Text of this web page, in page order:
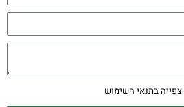
צפייה בתנאי השימוש